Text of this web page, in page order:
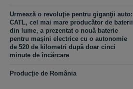
Urmează o revoluţie pentru giganţii auto:
CATL, cel mai mare producător de baterii
din lume, a prezentat o nouă baterie
pentru maşini electrice cu o autonomie
de 520 de kilometri după doar cinci
minute de încărcare
Producţie de România